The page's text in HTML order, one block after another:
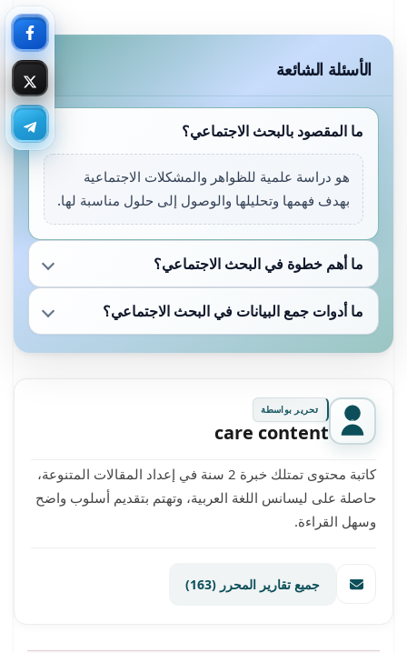
الأسئلة الشائعة
ما المقصود بالبحث الاجتماعي؟
هو دراسة علمية للظواهر والمشكلات الاجتماعية
بهدف فهمها وتحليلها والوصول إلى حلول مناسبة لها.
ما أهم خطوة في البحث الاجتماعي؟
ما أدوات جمع البيانات في البحث الاجتماعي؟
تحرير بواسطة
care content
كاتبة محتوى تمتلك خبرة 2 سنة في إعداد المقالات المتنوعة،
حاصلة على ليسانس اللغة العربية، وتهتم بتقديم أسلوب واضح
وسهل القراءة.
جميع تقارير المحرر (163)